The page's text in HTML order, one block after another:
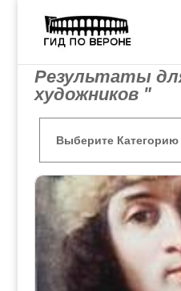
Результаты
художников "
Искусство
Художники